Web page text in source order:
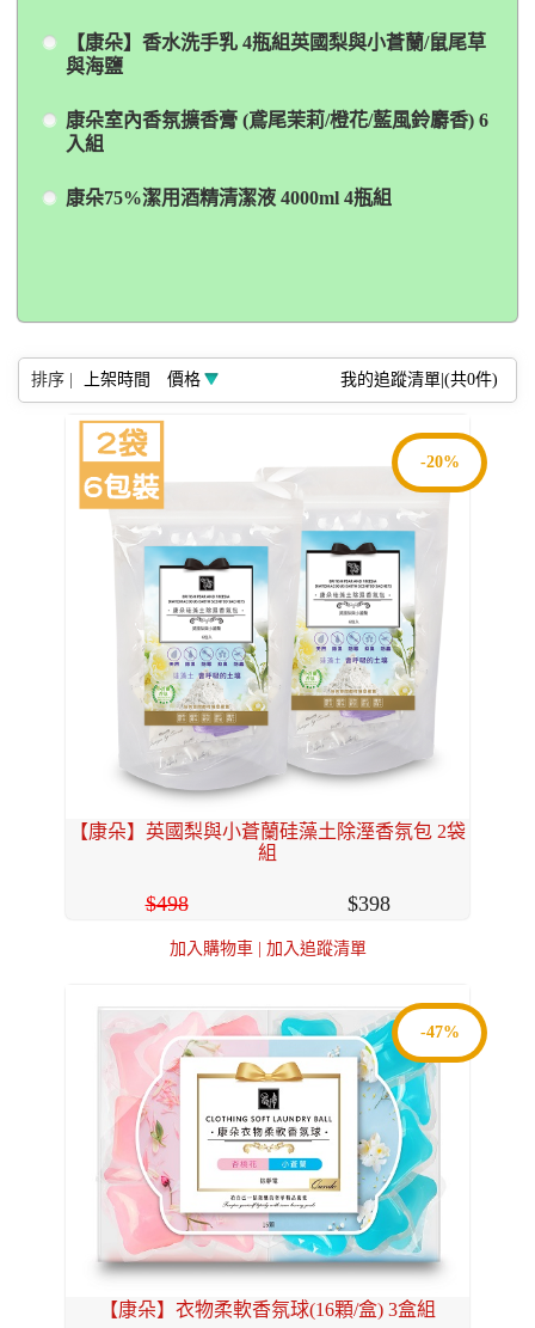
【康朵】香水洗手乳 4瓶組英國梨與小蒼蘭/鼠尾草
與海鹽
康朵室內香氛擴香膏 (鳶尾茉莉/橙花/藍風鈴麝香) 6
入組
康朵75%潔用酒精清潔液 4000ml 4瓶組
排序 | 上架時間 價格 我的追蹤清單|(共0件)
-20%
【康朵】英國梨與小蒼蘭硅藻土除溼香氛包 2袋
組
498 398
加入購物車 | 加入追蹤清單
-47%
【康朵】衣物柔軟香氛球(16顆/盒) 3盒組